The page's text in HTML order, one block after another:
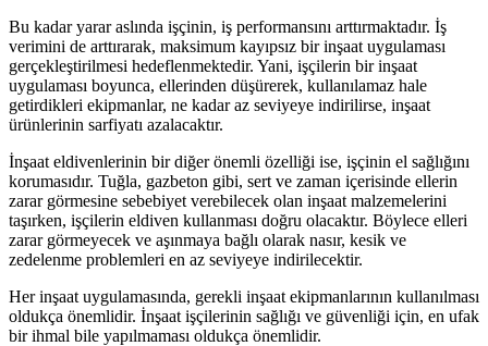
Bu kadar yarar aslında işçinin, iş performansını arttırmaktadır. İş
verimini de arttırarak, maksimum kayıpsız bir inşaat uygulaması
gerçekleştirilmesi hedeflenmektedir. Yani, işçilerin bir inşaat
uygulaması boyunca, ellerinden düşürerek, kullanılamaz hale
getirdikleri ekipmanlar, ne kadar az seviyeye indirilirse, inşaat
ürünlerinin sarfiyatı azalacaktır.
İnşaat eldivenlerinin bir diğer önemli özelliği ise, işçinin el sağlığını
korumasıdır. Tuğla, gazbeton gibi, sert ve zaman içerisinde ellerin
zarar görmesine sebebiyet verebilecek olan inşaat malzemelerini
taşırken, işçilerin eldiven kullanması doğru olacaktır. Böylece elleri
zarar görmeyecek ve aşınmaya bağlı olarak nasır, kesik ve
zedelenme problemleri en az seviyeye indirilecektir.
Her inşaat uygulamasında, gerekli inşaat ekipmanlarının kullanılması
oldukça önemlidir. İnşaat işçilerinin sağlığı ve güvenliği için, en ufak
bir ihmal bile yapılmaması oldukça önemlidir.